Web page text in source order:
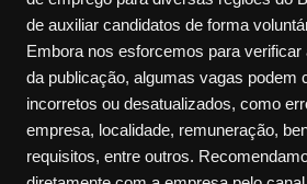
de auxiliar candidatos de forma
Embora nos esforcemos para
da publicação, algumas vagas podem
incorretos ou desatualizados, como
empresa, localidade, remuneração,
requisitos, entre outros.